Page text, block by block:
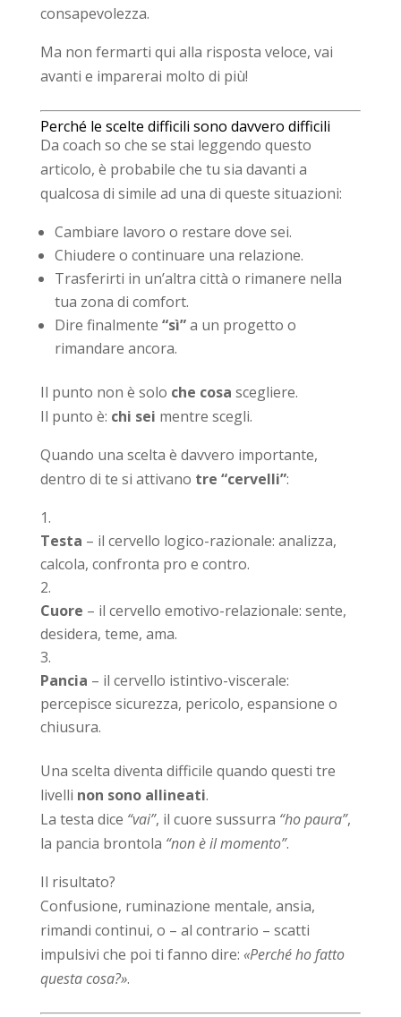
consapevolezza.
Ma non fermarti qui alla risposta veloce, vai
avanti e imparerai molto di più!
Perché le scelte difficili sono davvero difficili
Da coach so che se stai leggendo questo
articolo, è probabile che tu sia davanti a
qualcosa di simile ad una di queste situazioni:
Cambiare lavoro o restare dove sei.
Chiudere o continuare una relazione.
Trasferirti in un’altra città o rimanere nella
tua zona di comfort.
Dire finalmente “sì”a un progetto o
rimandare ancora.
Il punto non è solo che cosa scegliere.
Il punto è: chi sei mentre scegli.
Quando una scelta è davvero importante,
dentro di te si attivano tre “cervelli”:
Testa – il cervello logico-razionale: analizza,
calcola, confronta pro e contro.
Cuore – il cervello emotivo-relazionale: sente,
desidera, teme, ama.
Pancia – il cervello istintivo-viscerale:
percepisce sicurezza, pericolo, espansione o
chiusura.
Una scelta diventa difficile quando questi tre
livelli non sono allineati.
La testa dice “vai”, il cuore sussurra “ho paura”,
la pancia brontola “non è il momento”.
Il risultato?
Confusione, ruminazione mentale, ansia,
rimandi continui, o – al contrario – scatti
impulsivi che poi ti fanno dire: «Perché ho fatto
questa cosa?».